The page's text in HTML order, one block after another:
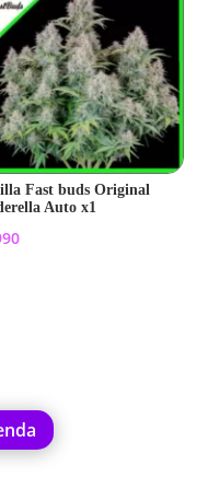
Fast buds Original
Auto x1